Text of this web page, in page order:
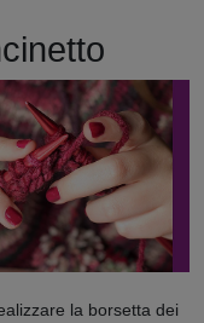
la borsetta dei